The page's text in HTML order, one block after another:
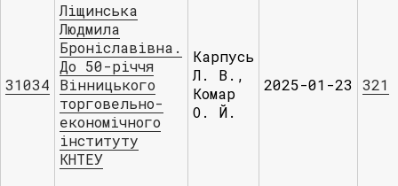
31034
Ліщинська
Людмила
Броніславівна.
До 50-річчя
Вінницького
торговельно-
економічного
інституту
КНТЕУ
Карпусь
Л. В.,
Комар
О. Й.
2025-01-23 321